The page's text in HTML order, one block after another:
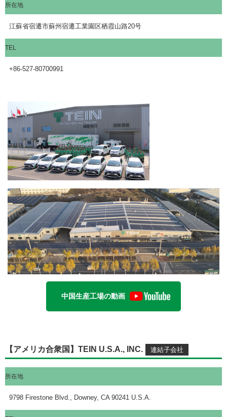
所在地
江蘇省宿遷市蘇州宿遷工業園区栖霞山路20号
TEL
+86-527-80700991
中国生産工場の動画
【アメリカ合衆国】TEIN U.S.A., INC.
所在地
9798 Firestone Blvd., Downey, CA 90241 U.S.A.